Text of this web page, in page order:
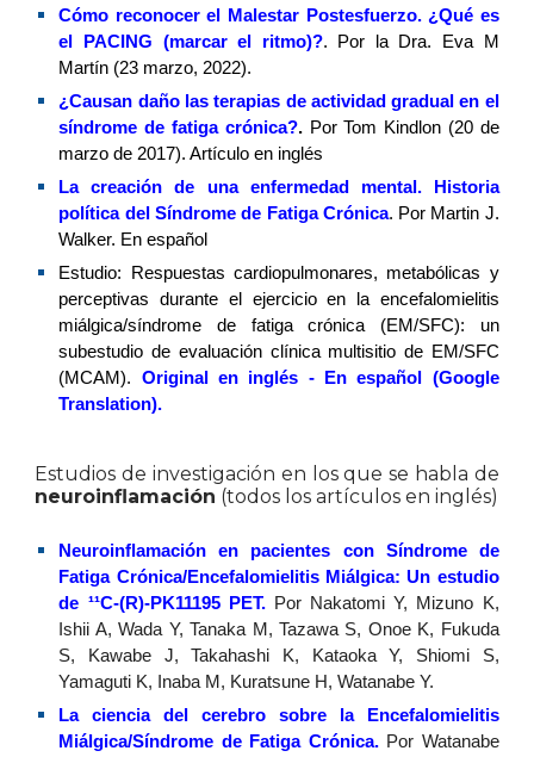
Cómo reconocer el Malestar Postesfuerzo. ¿Qué es
el PACING (marcar el ritmo)?. Por la Dra. Eva M
Martín (23 marzo, 2022).
¿Causan daño las terapias de actividad gradual en el
síndrome de fatiga crónica?. PorTom Kindlon (20 de
marzo de 2017). Artículo en inglés
La creación de una enfermedad mental. Historia
política del Síndrome de Fatiga Crónica. Por Martin J.
Walker. En español
Estudio: Respuestas cardiopulmonares, metabólicas y
perceptivas durante el ejercicio en la encefalomielitis
miálgica/síndrome de fatiga crónica (EM/SFC): un
subestudio de evaluación clínica multisitio de EM/SFC
(MCAM). Original en inglés -
En español (Google
Translation).
Estudios de investigación en los que se habla de
neuroinflamación (todos los artículos en inglés)
Neuroinflamación en pacientes con Síndrome de
Fatiga Crónica/Encefalomielitis Miálgica: Un estudio
de ¹¹C-(R)-PK11195 PET. Por Nakatomi Y, Mizuno K,
Ishii A, Wada Y, Tanaka M, Tazawa S, Onoe K, Fukuda
S, Kawabe J, Takahashi K, Kataoka Y, Shiomi S,
Yamaguti K, Inaba M, Kuratsune H, Watanabe Y.
La ciencia del cerebro sobre la Encefalomielitis
Miálgica/Síndrome de Fatiga Crónica. Por Watanabe